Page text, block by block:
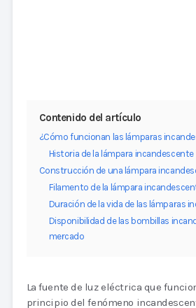
Contenido del artículo
¿Cómo funcionan las lámparas
Historia de la lámpara incandescente
Construcción de una lámpara
Filamento de la lámpara
Duración de la vida de las lámparas
Disponibilidad de las bombillas
mercado
La fuente de luz eléctrica que
principio del fenómeno